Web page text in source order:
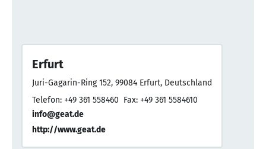
Erfurt
Juri-Gagarin-Ring 152, 99084 Erfurt, Deutschland
Telefon: +49 361 558460 Fax: +49 361 5584610
info@geat.de
http://www.geat.de